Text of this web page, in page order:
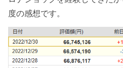
度の感想です。